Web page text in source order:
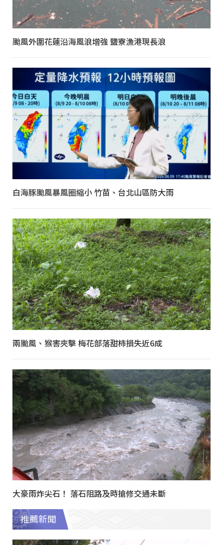
颱風外圍花蓮沿海風浪增強 鹽寮漁港現長浪
白海豚颱風暴風圈縮小 竹苗、台北山區防大雨
兩颱風、猴害夾擊 梅花部落甜柿損失近6成
大豪雨炸尖石！ 落石阻路及時搶修交通未斷
推薦新聞